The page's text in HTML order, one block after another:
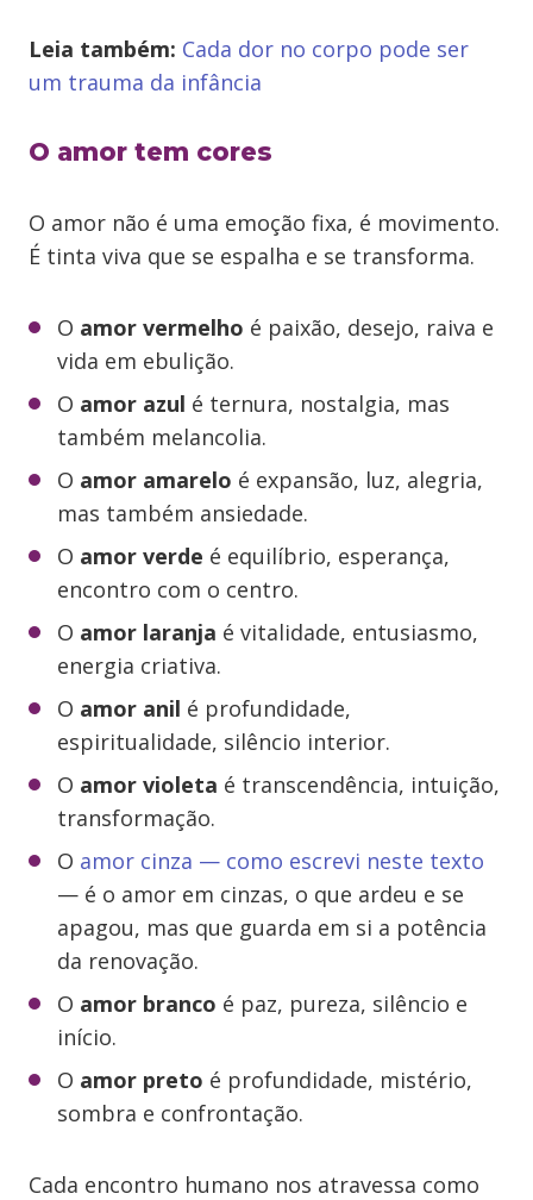
Leia também: Cada dor no corpo pode ser
um trauma da infância
O amor tem cores
O amor não é uma emoção fixa, é movimento.
É tinta viva que se espalha e se transforma.
O amor vermelho é paixão, desejo, raiva e
vida em ebulição.
O amor azul é ternura, nostalgia, mas
também melancolia.
O amor amarelo é expansão, luz, alegria,
mas também ansiedade.
O amor verde é equilíbrio, esperança,
encontro com o centro.
O amor laranja é vitalidade, entusiasmo,
energia criativa.
O amor anil é profundidade,
espiritualidade, silêncio interior.
O amor violeta é transcendência, intuição,
transformação.
O amor cinza — como escrevi neste texto
— é o amor em cinzas, o que ardeu e se
apagou, mas que guarda em si a potência
da renovação.
O amor branco é paz, pureza, silêncio e
início.
O amor preto é profundidade, mistério,
sombra e confrontação.
Cada encontro humano nos atravessa como